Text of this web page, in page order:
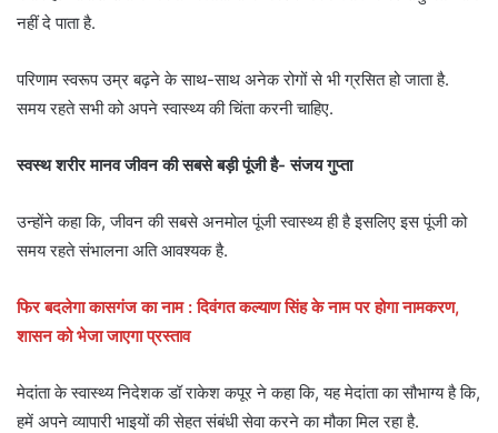
नहीं दे पाता है.
परिणाम स्वरूप उम्र बढ़ने के साथ-साथ अनेक रोगों से भी ग्रसित हो जाता है.
समय रहते सभी को अपने स्वास्थ्य की चिंता करनी चाहिए.
स्वस्थ शरीर मानव जीवन की सबसे बड़ी पूंजी है- संजय गुप्ता
उन्होंने कहा कि, जीवन की सबसे अनमोल पूंजी स्वास्थ्य ही है इसलिए इस पूंजी को
समय रहते संभालना अति आवश्यक है.
फिर बदलेगा कासगंज का नाम : दिवंगत कल्याण सिंह के नाम पर होगा नामकरण,
शासन को भेजा जाएगा प्रस्ताव
मेदांता के स्वास्थ्य निदेशक डॉ राकेश कपूर ने कहा कि, यह मेदांता का सौभाग्य है कि,
हमें अपने व्यापारी भाइयों की सेहत संबंधी सेवा करने का मौका मिल रहा है.